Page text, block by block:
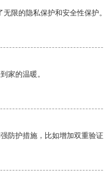
无限的隐私保护和安全性保护
家的温暖。
防护措施，比如增加双重验